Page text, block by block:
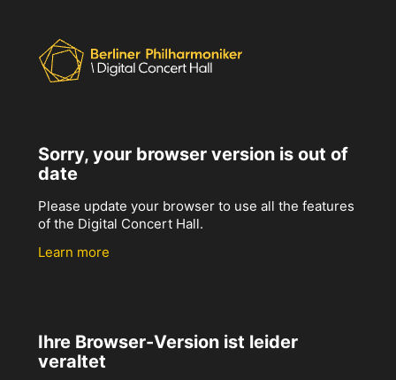
Sorry, your browser version is out of
date
Please update your browser to use all the features
of the Digital Concert Hall.
Learn more
Ihre Browser-Version ist leider
veraltet